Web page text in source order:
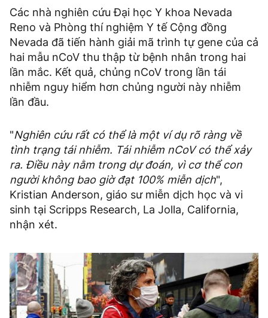
Các nhà nghiên cứu Đại học Y khoa Nevada
Reno và Phòng thí nghiệm Y tế Cộng đồng
Nevada đã tiến hành giải mã trình tự gene của cả
hai mẫu nCoV thu thập từ bệnh nhân trong hai
lần mắc. Kết quả, chủng nCoV trong lần tái
nhiễm nguy hiểm hơn chủng người này nhiễm
lần đầu.
"Nghiên cứu rất có thể là một ví dụ rõ ràng về
tình trạng tái nhiễm. Tái nhiễm nCoV có thể xảy
ra. Điều này nằm trong dự đoán, vì cơ thể con
người không bao giờ đạt 100% miễn dịch",
Kristian Anderson, giáo sư miễn dịch học và vi
sinh tại Scripps Research, La Jolla, California,
nhận xét.